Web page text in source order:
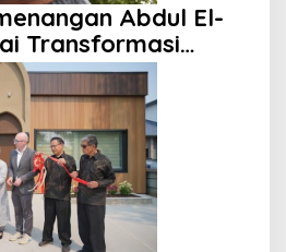
Abdul El-
Transformasi